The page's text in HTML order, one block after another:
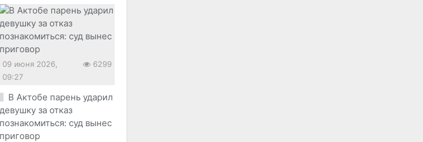
09 июня 2026,
09:27
6299
В Актобе парень ударил
девушку за отказ
познакомиться: суд вынес
приговор